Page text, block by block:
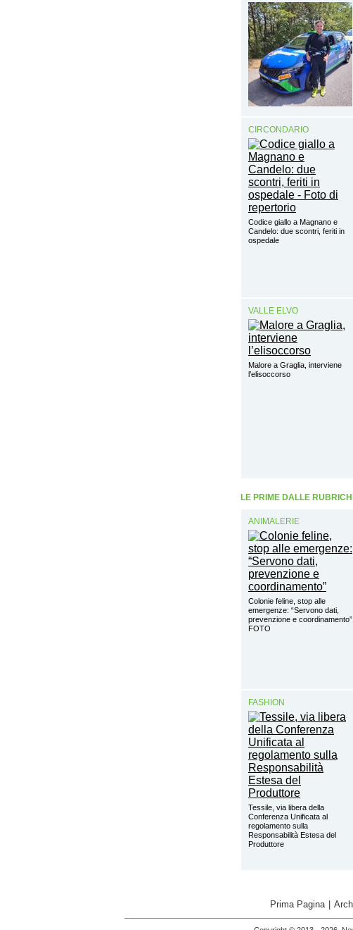
CIRCONDARIO
Codice giallo a Magnano e
Candelo: due scontri, feriti in
ospedale
VALLE ELVO
Malore a Graglia, interviene
l’elisoccorso
LE PRIME DALLE
ANIMALERIE
Colonie feline, stop alle
emergenze: “Servono dati,
prevenzione e coordinamento”
FOTO
FASHION
Tessile, via libera della
Conferenza Unificata al
regolamento sulla
Responsabilità Estesa del
Produttore
Prima Pagina